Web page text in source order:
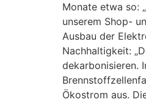
Monate etwa so:
unserem Shop-
Ausbau der
Nachhaltigkeit:
dekarbonisieren.
Ökostrom aus.